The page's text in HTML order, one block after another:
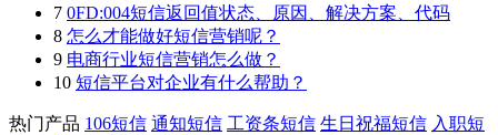
7 0FD:004短信返回值状态、原因、解决方案、代码
8 怎么才能做好短信营销呢？
9 电商行业短信营销怎么做？
10 短信平台对企业有什么帮助？
热门产品 106短信 通知短信 工资条短信 生日祝福短信 入职短